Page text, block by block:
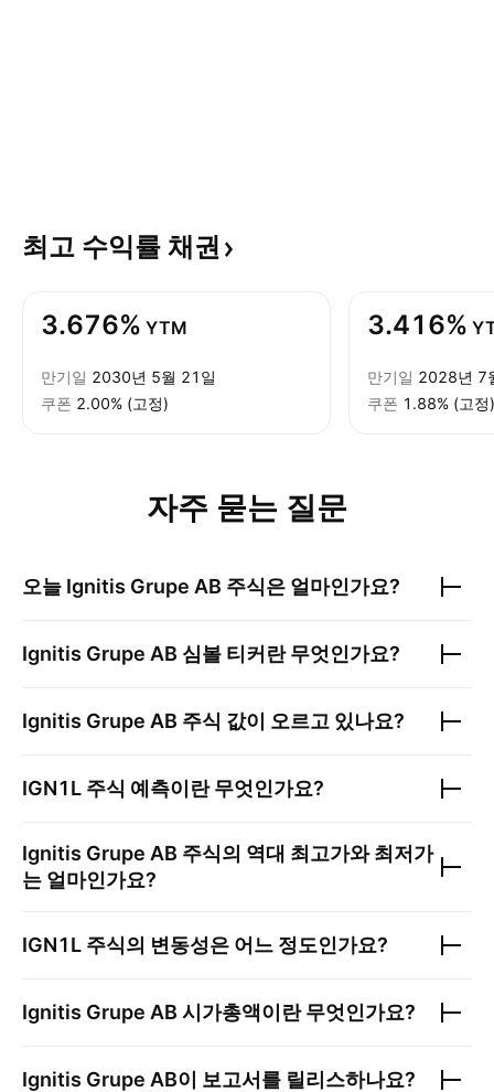
최고 수익률 채권
3.676% YTM
만기일 2030년 5월 21일
쿠폰 2.00% (고정)
3.416%
만기일 2028년 7
쿠폰 1.88% (고정)
자주 묻는 질문
오늘 Ignitis Grupe AB 주식은 얼마인가요?
Ignitis Grupe AB 심볼 티커란 무엇인가요?
Ignitis Grupe AB 주식 값이 오르고 있나요?
IGN1L 주식 예측이란 무엇인가요?
Ignitis Grupe AB 주식의 역대 최고가와 최저가
는 얼마인가요?
IGN1L 주식의 변동성은 어느 정도인가요?
Ignitis Grupe AB 시가총액이란 무엇인가요?
Ignitis Grupe AB이 보고서를 릴리스하나요?